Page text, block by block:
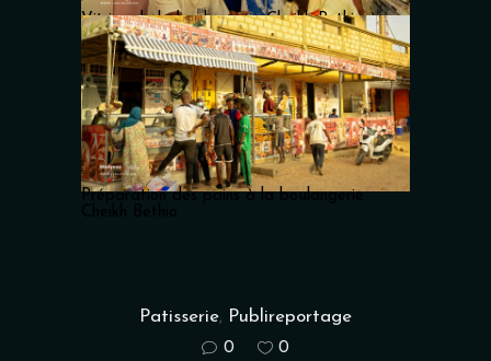
Vitrine de la boulangerie Cheikh Bethio à
Touba
Préparation des pains à la boulangerie
Patisserie, Publireportage
0 0